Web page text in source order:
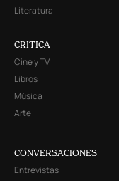
Literatura
CRITICA
Cine y TV
Libros
Música
Arte
CONVERSACIONES
Entrevistas